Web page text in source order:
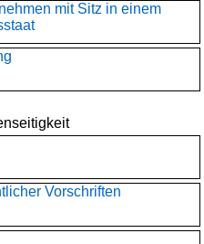
mit Sitz in einem
Vorschriften